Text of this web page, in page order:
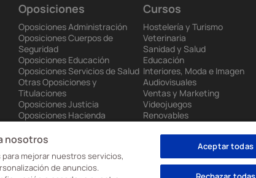
Oposiciones
Oposiciones Administración
Oposiciones Cuerpos de
Seguridad
Oposiciones Educación
Oposiciones Servicios de Salud
Otras Oposiciones y
Titulaciones
Oposiciones Justicia
Oposiciones Hacienda
Oposiciones Ejército
Cursos
Hostelería y Turismo
Veterinaria
Sanidad y Salud
Educación
Interiores, Moda e Imagen
Audiovisuales
Ventas y Marketing
Videojuegos
Renovables
Administración
nosotros
mejorar nuestros servicios,
de anuncios.
Aceptar todas